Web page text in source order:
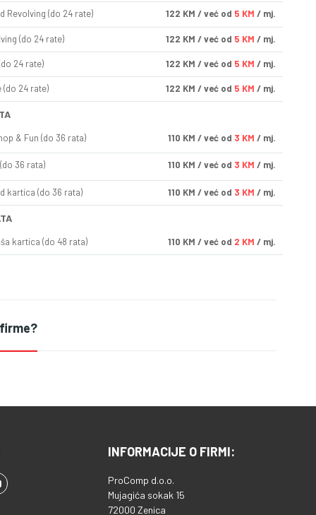
Revolving (do 24 rate) 122 KM / već od 5 KM / mj.
(do 24 rate) 122 KM / već od 5 KM / mj.
24 rate) 122 KM / već od 5 KM / mj.
(do 24 rate) 122 KM / već od 5 KM / mj.
& Fun (do 36 rata) 110 KM / već od 3 KM / mj.
36 rata) 110 KM / već od 3 KM / mj.
kartica (do 36 rata) 110 KM / već od 3 KM / mj.
kartica (do 48 rata) 110 KM / već od 2 KM / mj.
INFORMACIJE O FIRMI:
ProComp d.o.o.
Mujagića sokak 15
72000 Zenica